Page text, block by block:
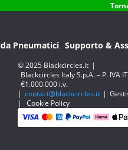
Pneumatici Supporto &
© 2025 Blackcircles.it |
Blackcircles Italy S.p.A. – P. IVA
€1.000.000 i.v.
| contact@blackcircles.it |
|
Cookie Policy